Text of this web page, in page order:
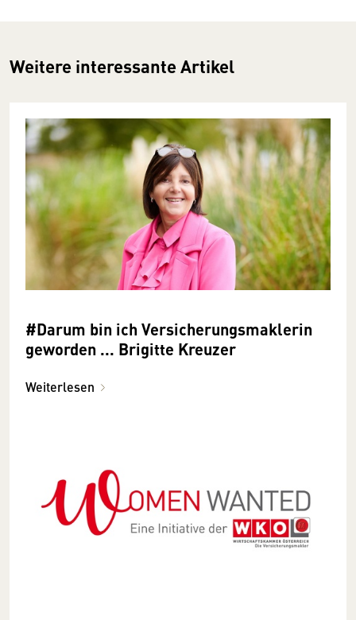
Weitere interessante Artikel
#Darum bin ich Versicherungsmaklerin
geworden ... Brigitte Kreuzer
Weiterlesen